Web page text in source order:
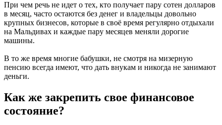
При чем речь не идет о тех, кто получает пару сотен долларов
в месяц, часто остаются без денег и владельцы довольно
крупных бизнесов, которые в своё время регулярно отдыхали
на Мальдивах и каждые пару месяцев меняли дорогие
машины.
В то же время многие бабушки, не смотря на мизерную
пенсию всегда имеют, что дать внукам и никогда не занимают
деньги.
Как же закрепить свое финансовое
состояние?